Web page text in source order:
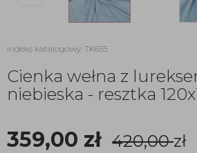
indeks katalogowy: TK655
Cienka wełna z
niebieska - resztka
359,00 zł 420,00zł